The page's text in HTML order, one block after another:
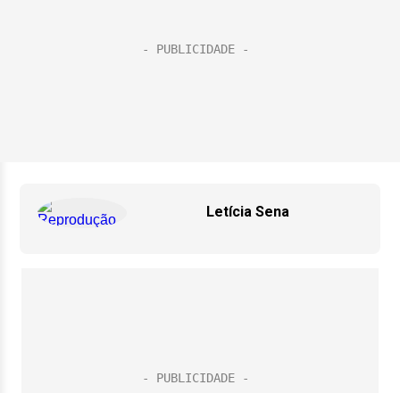
Letícia Sena